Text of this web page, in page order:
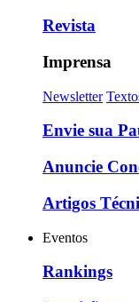
Revista
Imprensa
Newsletter
Envie sua
Anuncie
Artigos
Eventos
Rankings